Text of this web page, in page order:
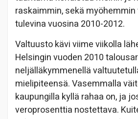
raskaimmin, sekä
tulevina vuosina 2010-2012.
Valtuusto kävi viime viikolla
Helsingin vuoden 2010
neljälläkymmenellä
mielipiteensä. Vasemmalla
kaupungilla kyllä rahaa on, ja
veroprosenttia nostettava.